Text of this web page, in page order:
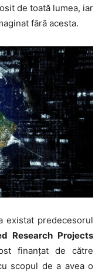
de toată lumea, iar
fără acesta.
existat predecesorul
Research Projects
finanţat de către
scopul de a avea o